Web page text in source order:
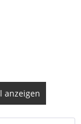
anzeigen